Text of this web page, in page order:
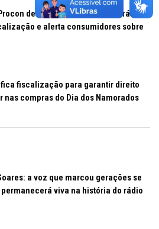
de Vitória da Conquista fará
e alerta consumidores sobre
fiscalização para garantir direito
nas compras do Dia dos Namorados
a voz que marcou gerações se
viva na história do rádio